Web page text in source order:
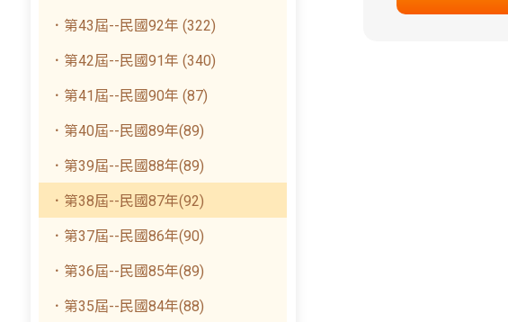
．第43屆--民國92年 (322)
．第42屆--民國91年 (340)
．第41屆--民國90年 (87)
．第40屆--民國89年(89)
．第39屆--民國88年(89)
．第38屆--民國87年(92)
．第37屆--民國86年(90)
．第36屆--民國85年(89)
．第35屆--民國84年(88)